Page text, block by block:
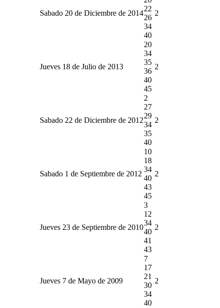
Sabado 20 de Diciembre de 2014
22
26
34
40
2
Jueves 18 de Julio de 2013
20
34
35
36
40
45
2
Sabado 22 de Diciembre de 2012
2
27
29
34
35
40
2
Sabado 1 de Septiembre de 2012
10
18
34
40
43
45
2
Jueves 23 de Septiembre de 2010
3
12
34
40
41
43
2
Jueves 7 de Mayo de 2009
7
17
21
30
34
40
2